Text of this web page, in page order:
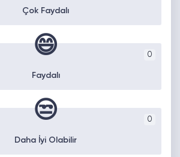
Çok Faydalı
0
😄
Faydalı
0
😒
Daha İyi Olabilir